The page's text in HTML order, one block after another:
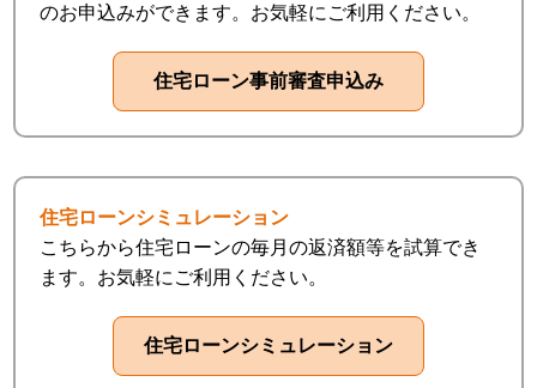
(6)市場調査ならびにデータ分析やアンケートの実施等による金融
(7)ダイレクトメールの発送等、金融商品やサービスに関する各種
(8)提携会社等の商品やサービスに関する各種ご提案のため
(9)その他、お客さまとのお取引を適切かつ円滑に履行するため
○信用金庫法施行規則第111条等により、人種、信条、門地、本籍
地、保健医療または犯罪経歴についての情報等の特別の非公開情
報は、適切な業務運営その他の必要と認められる目的以外の目的
第2条(外部委託)
信用金庫は、利用目的の達成に必要な範囲内において、お客さま
のお申込みができます。お気軽にご利用ください。
住宅ローンシミュレーション
こちらから住宅ローンの毎月の返済額等を試算でき
ます。お気軽にご利用ください。